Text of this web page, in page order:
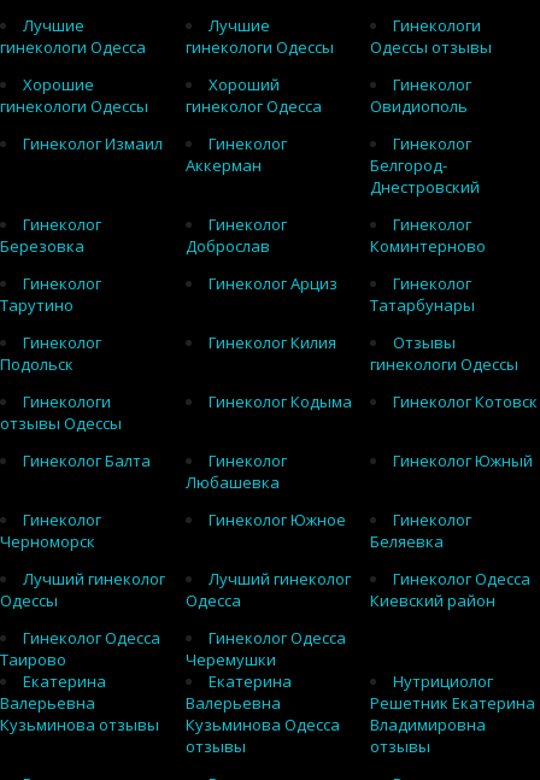
Лучшие
гинекологи Одесса
Лучшие
гинекологи Одессы
Гинекологи
Одессы отзывы
Хорошие
гинекологи Одессы
Хороший
гинеколог Одесса
Гинеколог
Овидиополь
Гинеколог Измаил
Гинеколог
Аккерман
Гинеколог
Белгород-
Днестровский
Гинеколог
Березовка
Гинеколог
Доброслав
Гинеколог
Коминтерново
Гинеколог
Тарутино
Гинеколог Арциз
Гинеколог
Татарбунары
Гинеколог
Подольск
Гинеколог Килия
Отзывы
гинекологи Одессы
Гинекологи
отзывы Одессы
Гинеколог Кодыма Гинеколог Котовск
Гинеколог Балта
Гинеколог
Любашевка
Гинеколог Южный
Гинеколог
Черноморск
Гинеколог Южное
Гинеколог
Беляевка
Лучший гинеколог
Одессы
Лучший гинеколог
Одесса
Гинеколог Одесса
Киевский район
Гинеколог Одесса
Таирово
Гинеколог Одесса
Черемушки
Екатерина
Валерьевна
Кузьминова отзывы
Екатерина
Валерьевна
Кузьминова Одесса
отзывы
Нутрициолог
Решетник Екатерина
Владимировна
отзывы